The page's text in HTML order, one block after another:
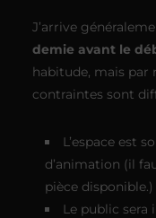
J’arrive
demie avant le
habitude, mais par
contraintes sont
L’espace est
d’animation (il
pièce disponible.)
Le public sera